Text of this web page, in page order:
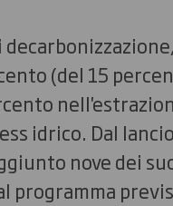
(del 15
idrico. Dal
nove dei
programma